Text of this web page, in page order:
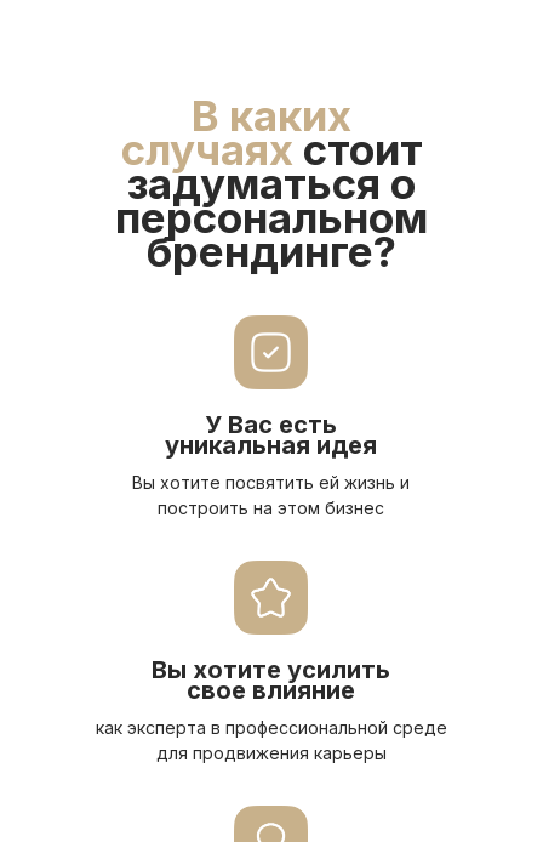
В каких
случаях стоит
задуматься о
персональном
брендинге?
Вы хотите посвятить ей жизнь и
построить на этом бизнес
как эксперта в профессиональной среде
для продвижения карьеры
У Вас есть
уникальная идея
Вы хотите усилить
свое влияние